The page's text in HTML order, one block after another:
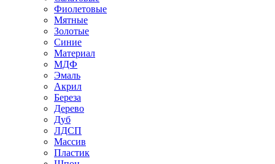
Фиолетовые
Мятные
Золотые
Синие
Материал
МДФ
Эмаль
Акрил
Береза
Дерево
Дуб
ЛДСП
Массив
Пластик